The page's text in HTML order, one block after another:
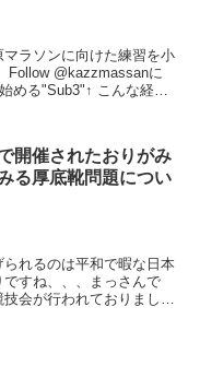
マラソンに向けた練習を小
Follow @kazzmassanに
める"Sub3"↑ こんな経験
開催されたおりがみ
る厚底靴問題につい
れるのは平和で暇な日本
すね、、、まっさんで
会が行われておりまし